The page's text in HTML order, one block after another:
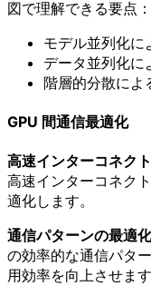
図で理解できる要点：
モデル並列化に
データ並列化に
階層的分散によ
GPU 間通信最適化
高速インターコネク
高速インターコネク
適化します。
通信パターンの最適化
の効率的な通信パタ
用効率を向上させます